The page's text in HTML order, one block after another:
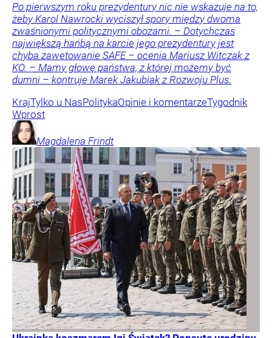
Po pierwszym roku prezydentury nic nie wskazuje na to,
żeby Karol Nawrocki wyciszył spory między dwoma
zwaśnionymi politycznymi obozami. – Dotychczas
największą hańbą na karcie jego prezydentury jest
chyba zawetowanie SAFE – ocenia Mariusz Witczak z
KO. – Mamy głowę państwa, z której możemy być
dumni – kontruje Marek Jakubiak z Rozwoju Plus.
KrajTylko u NasPolitykaOpinie i komentarzeTygodnik
Wprost
Magdalena Frindt